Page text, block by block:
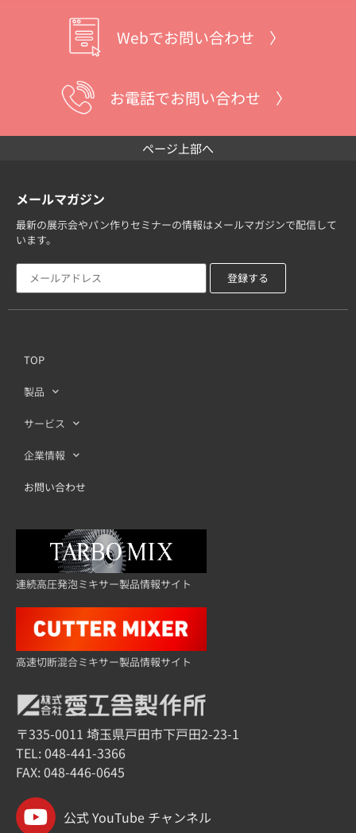
Webでお問い合わせ 〉
お電話でお問い合わせ 〉
ページ上部へ
メールマガジン
最新の展示会やパン作りセミナーの情報はメールマガジンで配信して
います。
TOP
製品
サービス
企業情報
お問い合わせ
連続高圧発泡ミキサー製品情報サイト
高速切断混合ミキサー製品情報サイト
〒335-0011 埼玉県戸田市下戸田2-23-1
TEL:048-441-3366
FAX: 048-446-0645
公式 YouTube チャンネル